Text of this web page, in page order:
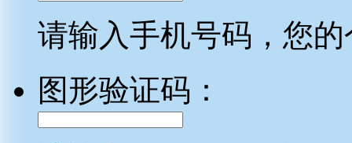
请输入手机号码，您
图形验证码：